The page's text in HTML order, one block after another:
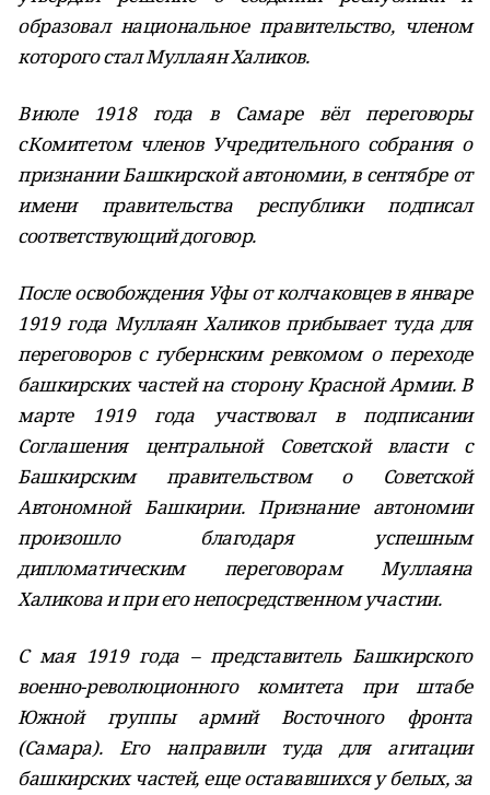
образовал национальное правительство, членом
которого стал Муллаян Халиков.
В июле 1918 года в Самаре вёл переговоры
с Комитетом членов Учредительного собрания о
признании Башкирской автономии, в сентябре от
имени правительства республики подписал
соответствующий договор.
После освобождения Уфы от колчаковцев в январе
1919 года Муллаян Халиков прибывает туда для
переговоров с губернским ревкомом о переходе
башкирских частей на сторону Красной Армии. В
марте 1919 года участвовал в подписании
Соглашения центральной Советской власти с
Башкирским правительством о Советской
Автономной Башкирии. Признание автономии
произошло благодаря успешным
дипломатическим переговорам Муллаяна
Халикова и при его непосредственном участии.
С мая 1919 года – представитель Башкирского
военно-революционного комитета при штабе
Южной группы армий Восточного фронта
(Самара). Его направили туда для агитации
башкирских частей, еще остававшихся у белых, за